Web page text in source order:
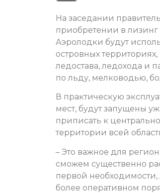
На заседании
приобретении в
Аэролодки будут
островных
ледостава, ледохода и
по льду, мелководью,
В практическую
мест, будут запущены
приписать к
территории всей
– Это важное для
сможем существенно
первой необходимости,
более оперативном